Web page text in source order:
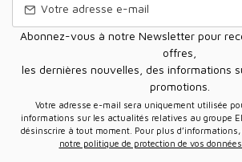
Abonnez-vous à notre Newsletter pour recevoir nos nouvelles
offres,
les dernières nouvelles, des informations
promotions.
Votre adresse e-mail sera uniquement utilisée pour vous envoyer des
informations sur les actualités relatives au groupe
désinscrire à tout moment. Pour plus d’informations,
notre politique de protection de vos